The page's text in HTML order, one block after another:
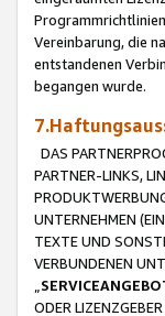
Vereinbarung, die
entstandenen
begangen wurde.
DAS
PARTNER-LINKS,
UNTERNEHMEN
TEXTE UND
VERBUNDENEN
ODER